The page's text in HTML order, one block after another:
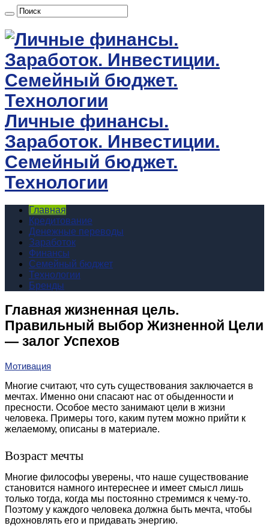
Личные финансы.
Заработок. Инвестиции.
Семейный бюджет.
Технологии
Главная
Кредитование
Денежные переводы
Заработок
Финансы
Семейный бюджет
Технологии
Бренды
Главная жизненная цель.
Правильный выбор Жизненной Цели
— залог Успехов
Мотивация
Многие считают, что суть существования заключается в
мечтах. Именно они спасают нас от обыденности и
пресности. Особое место занимают цели в жизни
человека. Примеры того, каким путем можно прийти к
желаемому, описаны в материале.
Возраст мечты
Многие философы уверены, что наше существование
становится намного интереснее и имеет смысл лишь
только тогда, когда мы постоянно стремимся к чему-то.
Поэтому у каждого человека должна быть мечта, чтобы
вдохновлять его и придавать энергию.